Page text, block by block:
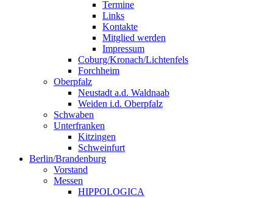
Termine
Links
Kontakte
Mitglied werden
Impressum
Coburg/Kronach/Lichtenfels
Forchheim
Oberpfalz
Neustadt a.d. Waldnaab
Weiden i.d. Oberpfalz
Schwaben
Unterfranken
Kitzingen
Schweinfurt
Berlin/Brandenburg
Vorstand
Messen
HIPPOLOGICA